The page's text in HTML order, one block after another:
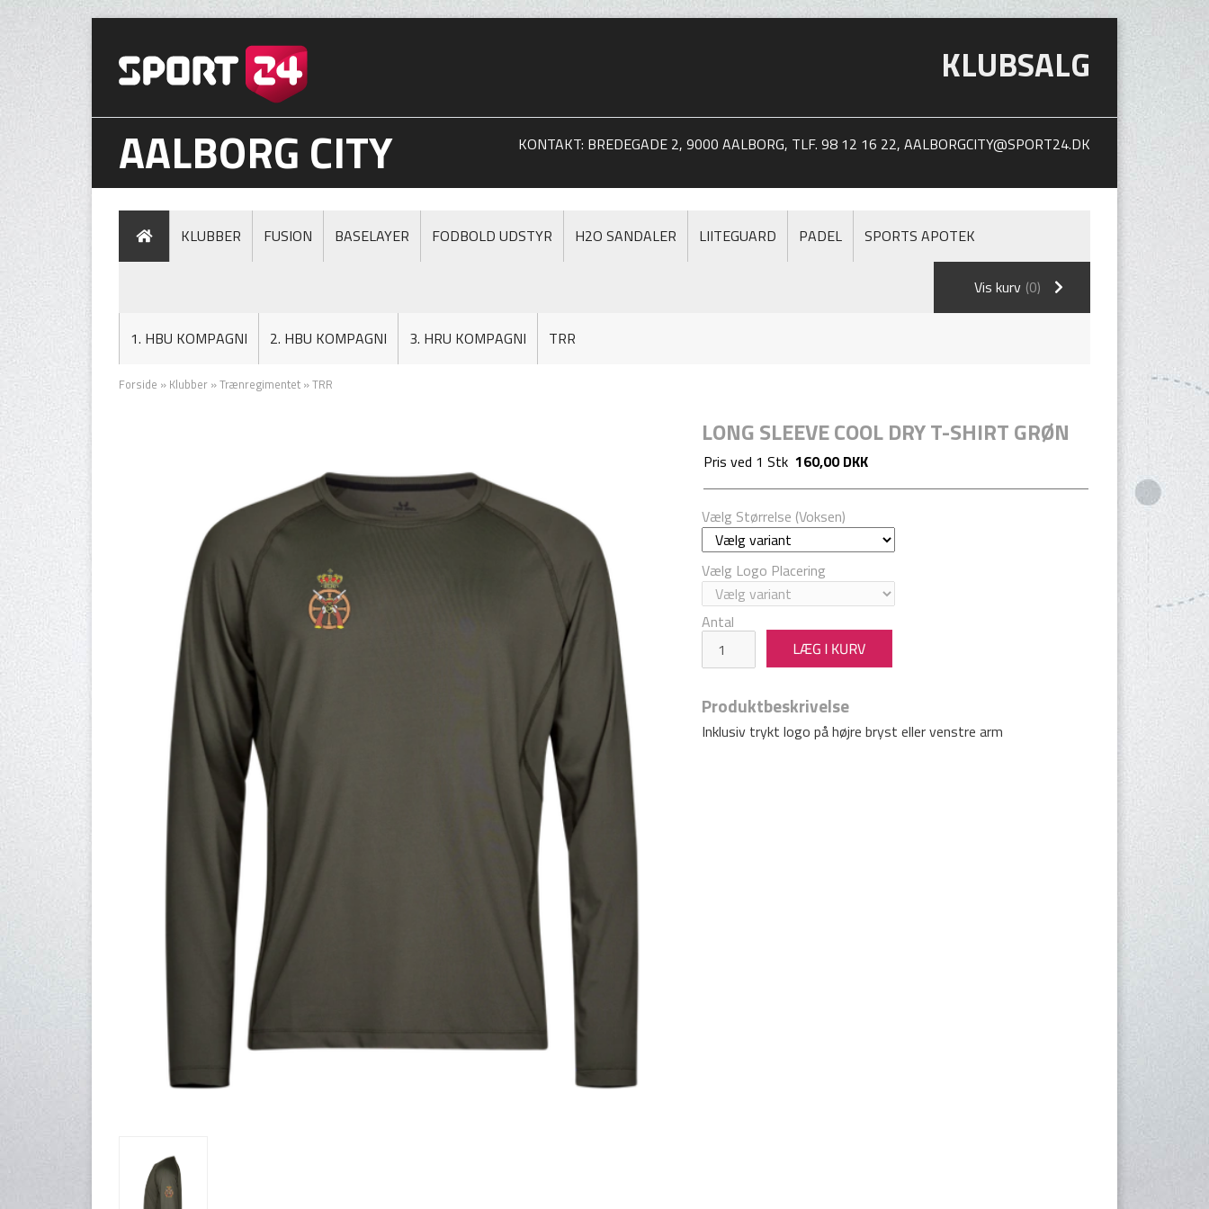
KLUBSALG
AALBORG CITY KONTAKT: BREDEGADE 2, 9000 AALBORG, TLF. 98 12 16 22, AALBORGCITY@SPORT24.DK
KLUBBER FUSION BASELAYER FODBOLD UDSTYR H2O SANDALER LIITEGUARD PADEL SPORTS APOTEK
Vis kurv (0)
1. HBU KOMPAGNI 2. HBU KOMPAGNI 3. HRU KOMPAGNI TRR
Forside » Klubber »Trænregimentet »TRR
LONG SLEEVE COOL DRY T-SHIRT GRØN
Pris ved 1 Stk 160,00 DKK
Vælg Størrelse (Voksen)
Vælg Logo Placering
Antal
Produktbeskrivelse
Inklusiv trykt logo på højre bryst eller venstre arm